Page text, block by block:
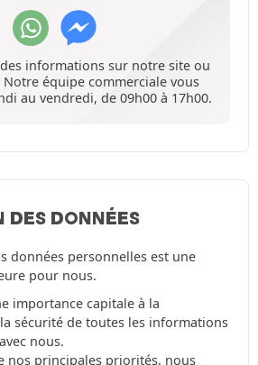
informations sur notre site ou
équipe commerciale vous
au vendredi, de 09h00 à 17h00.
DES DONNÉES
données personnelles est une
pour nous.
importance capitale à la
sécurité de toutes les informations
nous.
nos principales priorités, nous